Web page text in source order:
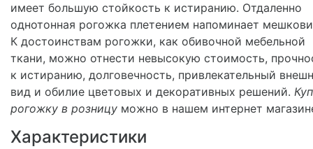
имеет большую стойкость к истиранию. Отдаленно
однотонная рогожка плетением напоминает
К достоинствам рогожки, как обивочной мебельной
ткани, можно отнести невысокую стоимость,
к истиранию, долговечность, привлекательный
вид и обилие цветовых и декоративных решений.
рогожку в розницу можно в нашем интернет
Характеристики